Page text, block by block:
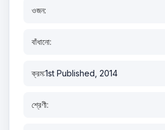
ওজন:
বাঁধানো:
ক্রম:1st Published, 2014
শ্রেণী: